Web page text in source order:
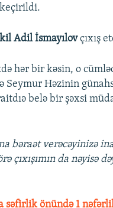
keçirildi.
Adil İsmayılovçıxış
hər bir kəsin, o
Seymur Həzinin
belə bir şəxsi
bəraət verəcəyinizə
çıxışımın da nəyisə
səfirlik önündə 1